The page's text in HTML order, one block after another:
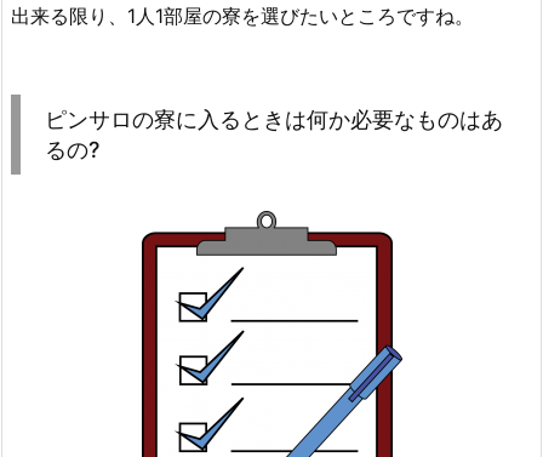
出来る限り、1人1部屋の寮を選びたいところですね。
ピンサロの寮に入るときは何か必要なものはあ
るの?